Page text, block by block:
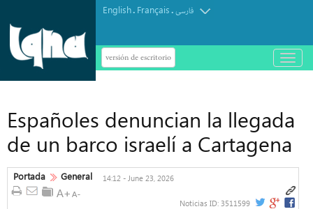
English. Français.فارسی
versión de escritorio
باز
و
Españoles denuncian la llegada
de un barco israelí a Cartagena
Portada General 14:12 - June 23, 2026
Noticias ID: 3511599